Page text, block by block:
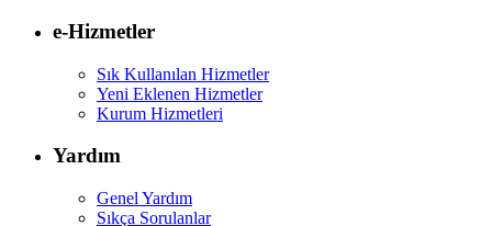
e-Hizmetler
Sık Kullanılan Hizmetler
Yeni Eklenen Hizmetler
Kurum Hizmetleri
Yardım
Genel Yardım
Sıkça Sorulanlar